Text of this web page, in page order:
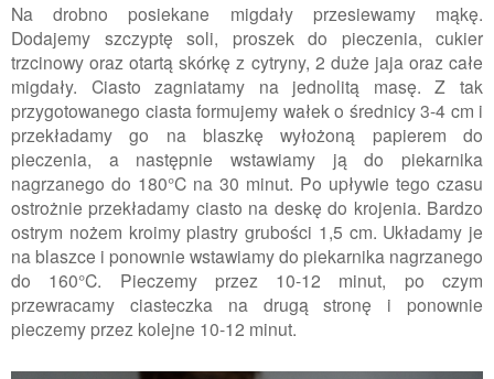
Na drobno posiekane migdały przesiewamy mąkę.
Dodajemy szczyptę soli, proszek do pieczenia, cukier
trzcinowy oraz otartą skórkę z cytryny, 2 duże jaja oraz całe
migdały. Ciasto zagniatamy na jednolitą masę. Z tak
przygotowanego ciasta formujemy wałek o średnicy 3-4 cm i
przekładamy go na blaszkę wyłożoną papierem do
pieczenia, a następnie wstawiamy ją do piekarnika
nagrzanego do 180°C na 30 minut. Po upływie tego czasu
ostrożnie przekładamy ciasto na deskę do krojenia. Bardzo
ostrym nożem kroimy plastry grubości 1,5 cm. Układamy je
na blaszce i ponownie wstawiamy do piekarnika nagrzanego
do 160°C. Pieczemy przez 10-12 minut, po czym
przewracamy ciasteczka na drugą stronę i ponownie
pieczemy przez kolejne 10-12 minut.